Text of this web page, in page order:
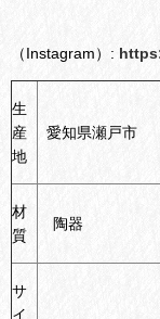
（Instagram）:
生
産
地
愛知県瀬戸市
材
質
陶器
サ
イ